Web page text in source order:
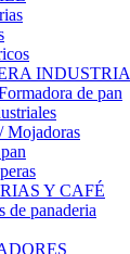
de pan
Mojadoras
Y CAFÉ
de panaderia